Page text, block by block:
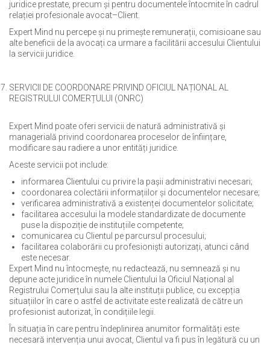
juridice prestate, precum și pentru documentele întocmite în cadrul
relației profesionale avocat–Client.
Expert Mind nu percepe și nu primește remunerații, comisioane sau
alte beneficii de la avocați ca urmare a facilitării accesului Clientului
la servicii juridice.
SERVICII DE COORDONARE PRIVIND OFICIUL NAȚIONAL AL
REGISTRULUI COMERȚULUI (ONRC)
Expert Mind poate oferi servicii de natură administrativă și
managerială privind coordonarea proceselor de înființare,
modificare sau radiere a unor entități juridice.
Aceste servicii pot include:
informarea Clientului cu privire la pașii administrativi necesari;
coordonarea colectării informațiilor și documentelor necesare;
verificarea administrativă a existenței documentelor solicitate;
facilitarea accesului la modele standardizate de documente
puse la dispoziție de instituțiile competente;
comunicarea cu Clientul pe parcursul procesului;
facilitarea colaborării cu profesioniști autorizați, atunci când
este necesar.
Expert Mind nu întocmește, nu redactează, nu semnează și nu
depune acte juridice în numele Clientului la Oficiul Național al
Registrului Comerțului sau la alte instituții publice, cu excepția
situațiilor în care o astfel de activitate este realizată de către un
profesionist autorizat, în condițiile legii.
În situația în care pentru îndeplinirea anumitor formalități este
necesară intervenția unui avocat, Clientul va fi pus în legătură cu un